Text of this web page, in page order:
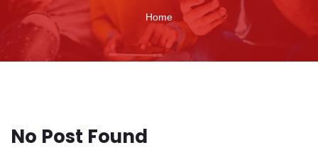
Home
No Post Found